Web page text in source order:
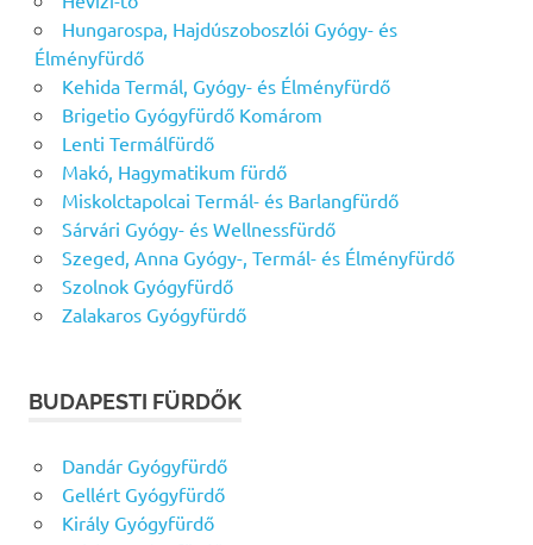
Hungarospa, Hajdúszoboszlói Gyógy- és
Élményfürdő
Kehida Termál, Gyógy- és Élményfürdő
Brigetio Gyógyfürdő Komárom
Lenti Termálfürdő
Makó, Hagymatikum fürdő
Miskolctapolcai Termál- és Barlangfürdő
Sárvári Gyógy- és Wellnessfürdő
Szeged, Anna Gyógy-, Termál- és Élményfürdő
Szolnok Gyógyfürdő
Zalakaros Gyógyfürdő
BUDAPESTI FÜRDŐK
Dandár Gyógyfürdő
Gellért Gyógyfürdő
Király Gyógyfürdő